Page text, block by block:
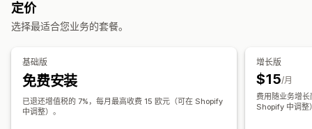
注册
税号验证 欧盟 (VAT)
报告和申报
定价
选择最适合您业务的套餐。
基础版
免费安装
已退还增值税的 7%，每月最高收费 15 欧元（可在 Shopify
中调整）。
增长版
$15/月
费用随业务增
Shopify 中调整